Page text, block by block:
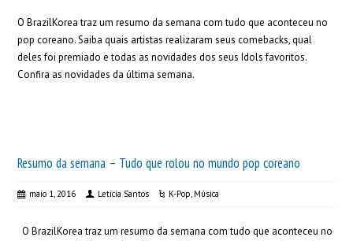
O BrazilKorea traz um resumo da semana com tudo que aconteceu no
pop coreano. Saiba quais artistas realizaram seus comebacks, qual
deles foi premiado e todas as novidades dos seus Idols favoritos.
Confira as novidades da última semana.
Resumo da semana – Tudo que rolou no mundo pop coreano
maio 1, 2016 Leticia Santos K-Pop, Música
O BrazilKorea traz um resumo da semana com tudo que aconteceu no